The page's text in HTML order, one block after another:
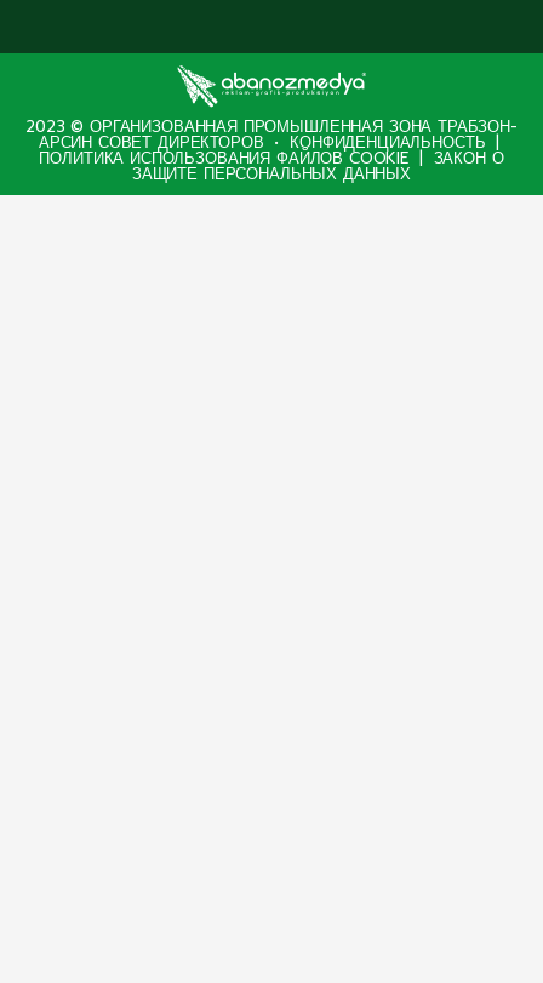
2023 © ОРГАНИЗОВАННАЯ ПРОМЫШЛЕННАЯ ЗОНА ТРАБЗОН-
АРСИН СОВЕТ ДИРЕКТОРОВ • КОНФИДЕНЦИАЛЬНОСТЬ |
ПОЛИТИКА ИСПОЛЬЗОВАНИЯ ФАЙЛОВ COOKIE | ЗАКОН О
ЗАЩИТЕ ПЕРСОНАЛЬНЫХ ДАННЫХ